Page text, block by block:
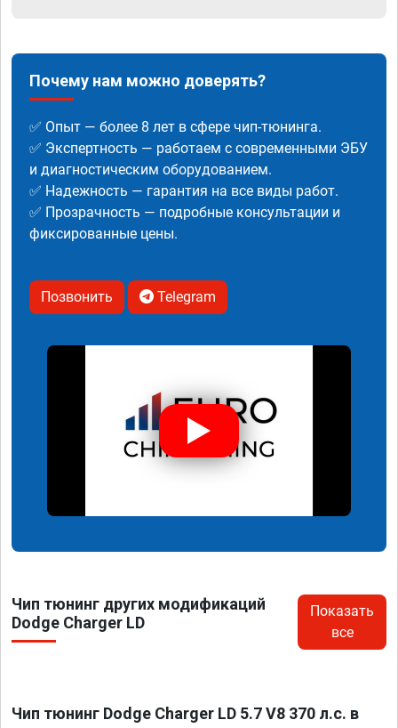
Почему нам можно доверять?
✅ Опыт — более 8 лет в сфере чип-тюнинга.
✅ Экспертность — работаем с современными ЭБУ
и диагностическим оборудованием.
✅ Надежность — гарантия на все виды работ.
✅ Прозрачность — подробные консультации и
фиксированные цены.
Позвонить Telegram
Чип тюнинг других модификаций
Dodge Charger LD
Показать
все
Чип тюнинг Dodge Charger LD 5.7 V8 370 л.с. в